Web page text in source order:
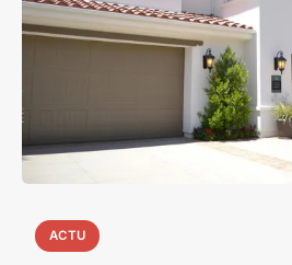
ACTU